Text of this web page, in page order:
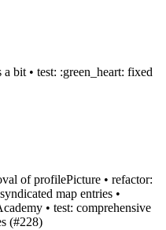
bit • test: :green_heart: fixed
of profilePicture • refactor:
map entries •
• test: comprehensive
(#228)